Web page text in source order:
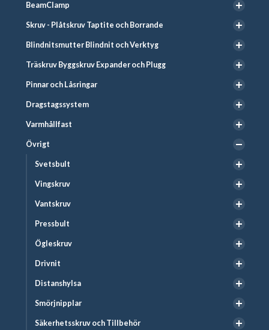
BeamClamp
Skruv - Plåtskruv Taptite och Borrande
Blindnitsmutter Blindnit och Verktyg
Träskruv Byggskruv Expander och Plugg
Pinnar och Låsringar
Dragstagssystem
Varmhållfast
Övrigt
Svetsbult
Vingskruv
Vantskruv
Pressbult
Ögleskruv
Drivnit
Distanshylsa
Smörjnipplar
Säkerhetsskruv och Tillbehör